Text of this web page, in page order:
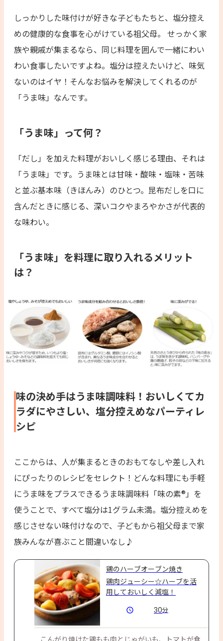
しっかりした味付けが好きな子どもたちと、塩分控え
めの健康的な食事を心がけている祖父母。 せっかく家
族や親戚が集まるなら、同じ料理を囲んで一緒にわい
わい食事したいですよね。塩分は控えたいけど、味気
ないのはイヤ！そんなお悩みを解決してくれるのが
「うま味」なんです。
「うま味」って何？
「だし」を加えた料理がおいしく感じる理由、それは
「うま味」です。うま味とは甘味・酸味・塩味・苦味
と並ぶ基本味（きほんみ）のひとつ。昆布だしを口に
含んだときに感じる、深いコクやまろやかさが代表的
な味わい。
「うま味」を料理に取り入れるメリット
は？
味の決め手はうま味調味料！おいしくてカ
ラダにやさしい、塩分控えめなパーティレ
シピ
ここからは、人が集まるときのおもてなしや差し入れ
にぴったりのレシピをセレクト！どんな料理にも手軽
にうま味をプラスできるうま味調味料「味の素®」を
使うことで、すべて塩分は1グラム未満。塩分控えめを
感じさせない味付けなので、子どもから祖父母まで家
族みんなが喜ぶこと間違いなし♪
鶏のハーブオーブン焼き
鶏肉ジューシー☆ハーブを活
用しておいしく減塩！
30分